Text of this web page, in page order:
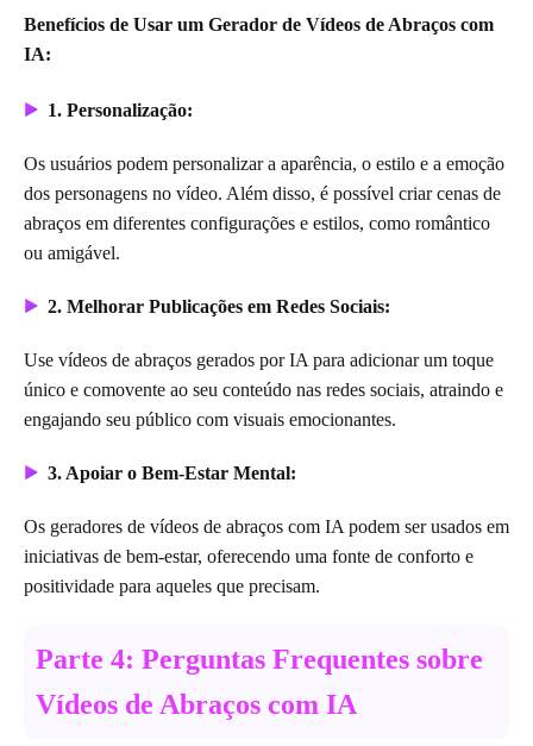
Benefícios de Usar um Gerador de Vídeos de Abraços com
IA:
1. Personalização:
Os usuários podem personalizar a aparência, o estilo e a emoção
dos personagens no vídeo. Além disso, é possível criar cenas de
abraços em diferentes configurações e estilos, como romântico
ou amigável.
2. Melhorar Publicações em Redes Sociais:
Use vídeos de abraços gerados por IA para adicionar um toque
único e comovente ao seu conteúdo nas redes sociais, atraindo e
engajando seu público com visuais emocionantes.
3. Apoiar o Bem-Estar Mental:
Os geradores de vídeos de abraços com IA podem ser usados em
iniciativas de bem-estar, oferecendo uma fonte de conforto e
positividade para aqueles que precisam.
Parte 4: Perguntas Frequentes sobre
Vídeos de Abraços com IA